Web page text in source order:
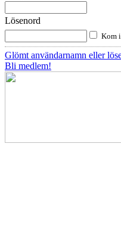
Lösenord
Kom
Glömt användarnamn eller
Bli medlem!